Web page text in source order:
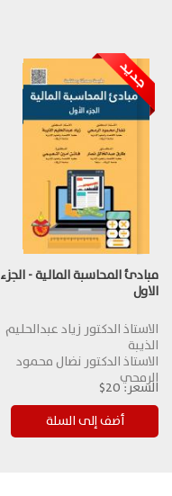
مبادئ المحاسبة المالية - الجزء
الاول
الاستاذ الدكتور زياد عبدالحليم
الذيبة
الاستاذ الدكتور نضال محمود
الرمحي
السعر:20$